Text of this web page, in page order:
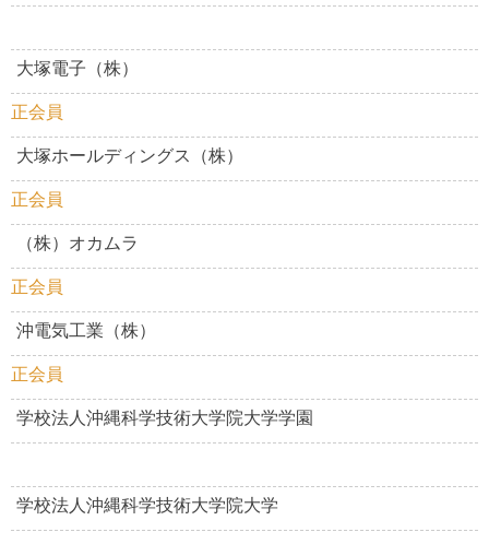
大塚電子（株）
正会員
大塚ホールディングス（株）
正会員
（株）オカムラ
正会員
沖電気工業（株）
正会員
学校法人沖縄科学技術大学院大学学園
学校法人沖縄科学技術大学院大学